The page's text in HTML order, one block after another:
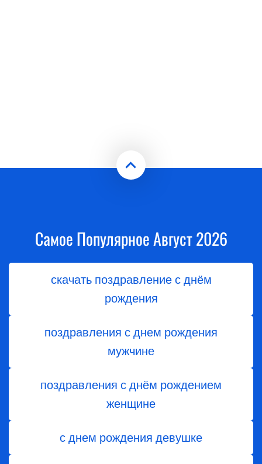
Самое Популярное Август 2026
скачать поздравление с днём
рождения
поздравления с днем рождения
мужчине
поздравления с днём рождением
женщине
с днем рождения девушке